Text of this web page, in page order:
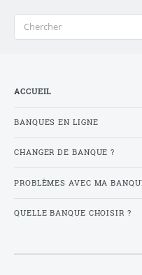
Changer de banque !
MVVA
de
MIF pour la
consécutive
LE MAGAZINE
ARGENT, DANS SON
DÉCERNE POUR LA
SON GRAND PRIX DE
(MUTUELLE D’IVRY
DISTINCTION
ACCUEIL
BANQUES EN LIGNE
CHANGER DE BANQUE ?
PROBLÈMES AVEC MA
QUELLE BANQUE CHOISIR ?